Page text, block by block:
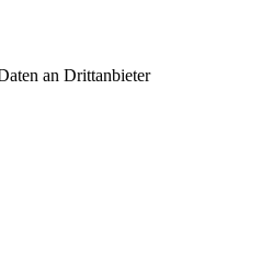
an Drittanbieter